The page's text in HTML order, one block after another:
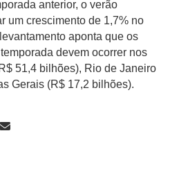
anterior, o verão
um crescimento de 1,7% no
aponta que os
devem ocorrer nos
51,4 bilhões), Rio de Janeiro
Gerais (R$ 17,2 bilhões).